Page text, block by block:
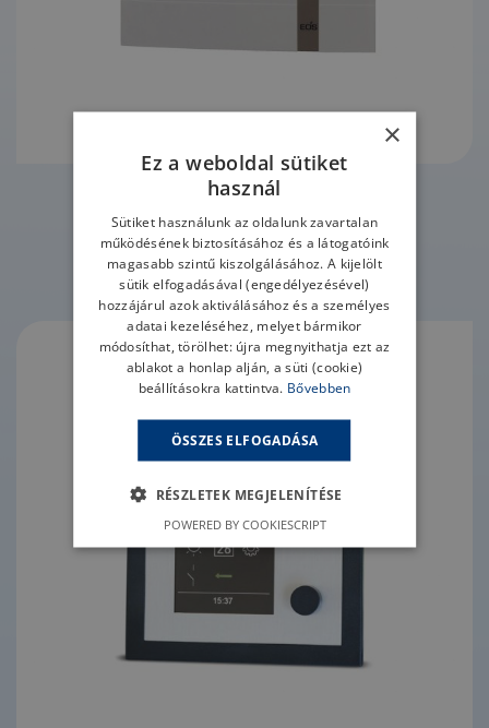
TOVÁBB
EOS EMOTEC H vezérlőegység
×
Ez a weboldal sütiket
használ
Sütiket használunk az oldalunk zavartalan
működésének biztosításához és a látogatóink
magasabb szintű kiszolgálásához. A kijelölt
sütik elfogadásával (engedélyezésével)
hozzájárul azok aktiválásához és a személyes
adatai kezeléséhez, melyet bármikor
módosíthat, törölhet: újra megnyithatja ezt az
ablakot a honlap alján, a süti (cookie)
beállításokra kattintva. Bővebben
ÖSSZES ELFOGADÁSA
RÉSZLETEK MEGJELENÍTÉSE
POWERED BY COOKIESCRIPT